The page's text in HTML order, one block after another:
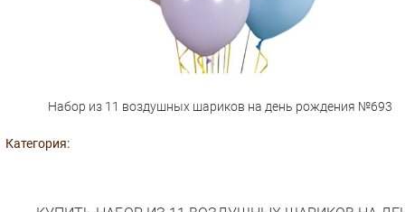
Набор из 11 воздушных шариков на день рождения №693
Категория: